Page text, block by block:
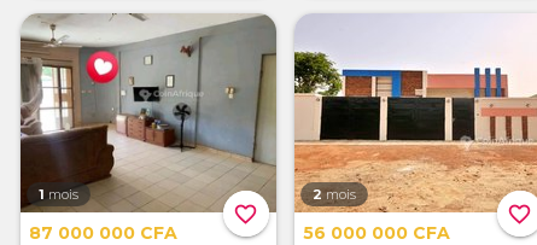
favorite_border
1 mois
87 000 000 CFA
favorite_border
2 mois
56 000 000 CFA